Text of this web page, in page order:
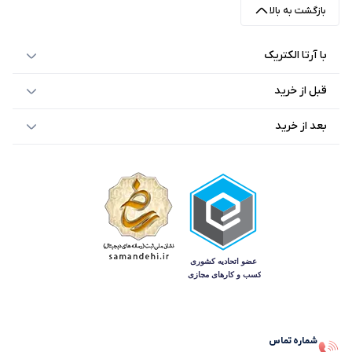
بازگشت به بالا
با آرتا الکتریک
قبل از خرید
بعد از خرید
شماره تماس